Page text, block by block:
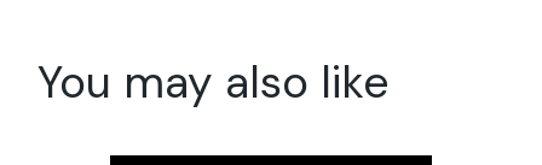
You may also like